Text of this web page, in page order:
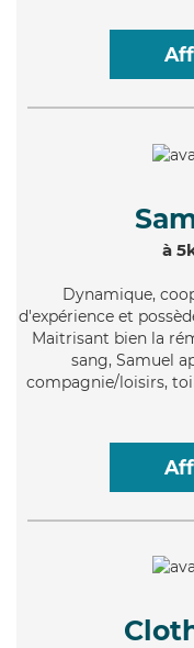
à
Dynamique,
d'expérience et
Maitrisant bien la
sang, Samuel
compagnie/loisirs,